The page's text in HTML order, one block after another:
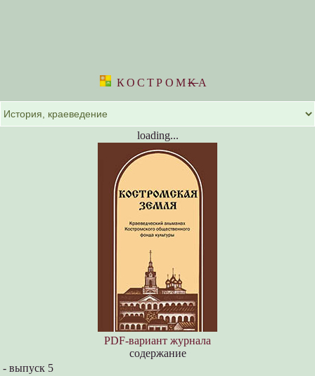
КОСТРОМKА
loading...
PDF-вариант журнала
содержание
- выпуск 5